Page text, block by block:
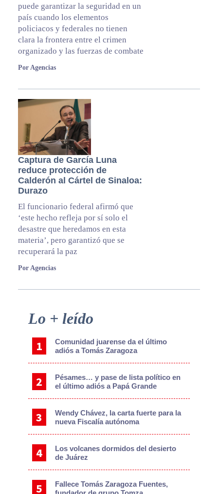
puede garantizar la seguridad en un
país cuando los elementos
policiacos y federales no tienen
clara la frontera entre el crimen
organizado y las fuerzas de combate
Por Agencias
Captura de García Luna
reduce protección de
Calderón al Cártel de Sinaloa:
Durazo
El funcionario federal afirmó que
‘este hecho refleja por sí solo el
desastre que heredamos en esta
materia’, pero garantizó que se
recuperará la paz
Por Agencias
Primary
Lo + leído
Comunidad juarense da el último
adiós a Tomás Zaragoza
Pésames… y pase de lista político en
el último adiós a Papá Grande
Wendy Chávez, la carta fuerte para la
nueva Fiscalía autónoma
Los volcanes dormidos del desierto
de Juárez
Fallece Tomás Zaragoza Fuentes,